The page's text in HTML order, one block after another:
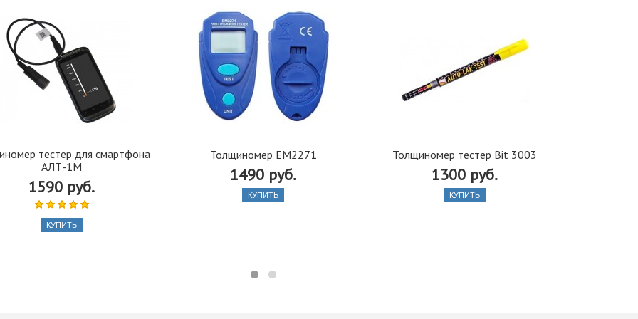
тестер для смартфона
АЛТ-1M
1590 руб.
КУПИТЬ
Толщиномер EM2271
1490 руб.
КУПИТЬ
Толщиномер тестер Bit 3003
1300 руб.
КУПИТЬ